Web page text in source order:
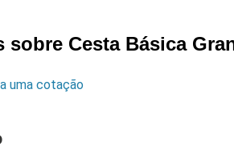
sobre Cesta Básica
uma cotação